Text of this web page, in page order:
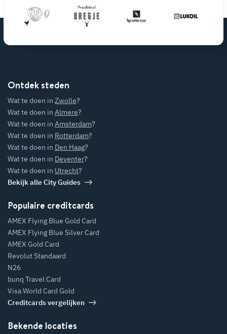
Ontdek steden
Wat te doen in Zwolle?
Wat te doen in Almere?
Wat te doen in Amsterdam?
Wat te doen in Rotterdam?
Wat te doen in Den Haag?
Wat te doen in Deventer?
Wat te doen in Utrecht?
Bekijk alle City Guides
Populaire creditcards
AMEX Flying Blue Gold Card
AMEX Flying Blue Silver Card
AMEX Gold Card
Revolut Standaard
N26
bunq Travel Card
Visa World Card Gold
Creditcards vergelijken
Bekende locaties